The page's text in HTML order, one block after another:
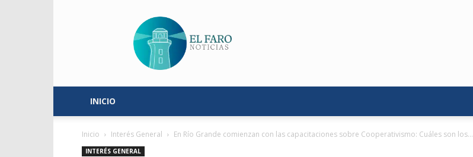
Faro
Noticias
INICIO
Inicio Interés General En Río Grande comienzan con las capacitaciones sobre Cooperativismo: Cuáles son los...
INTERÉS GENERAL